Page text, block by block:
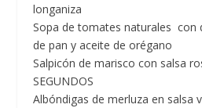
longaniza
Sopa de tomates naturales con
de pan y aceite de orégano
Salpicón de marisco con salsa
SEGUNDOS
Albóndigas de merluza en salsa